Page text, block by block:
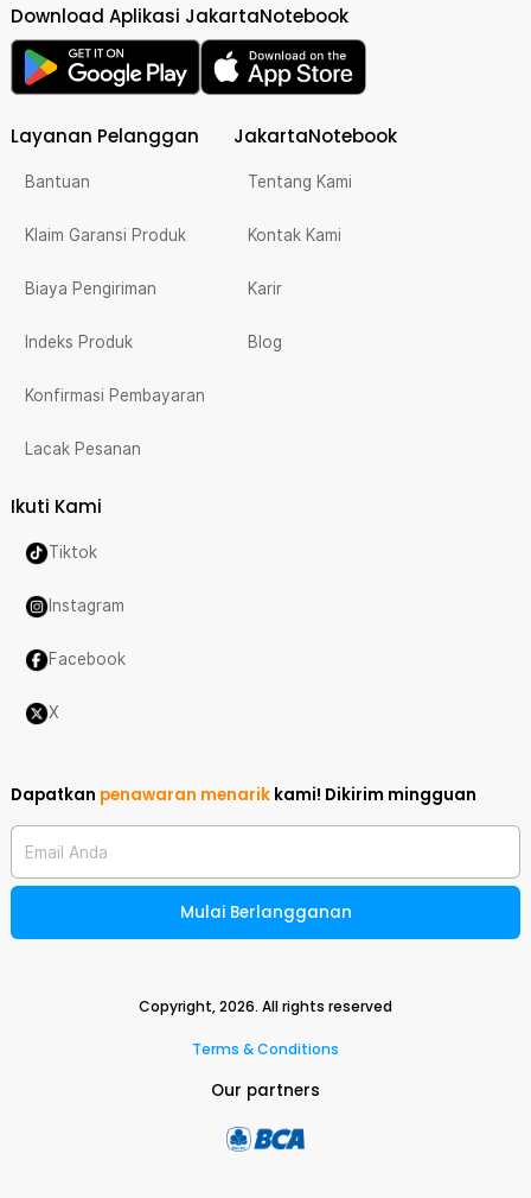
Download Aplikasi JakartaNotebook
Layanan Pelanggan
Bantuan
Klaim Garansi Produk
Biaya Pengiriman
Indeks Produk
Konfirmasi Pembayaran
Lacak Pesanan
JakartaNotebook
Tentang Kami
Kontak Kami
Karir
Blog
Ikuti Kami
Tiktok
Instagram
Facebook
X
Dapatkan penawaran menarik kami! Dikirim mingguan
Email Anda
Mulai Berlangganan
Copyright,2026. All rights reserved
Terms & Conditions
Our partners